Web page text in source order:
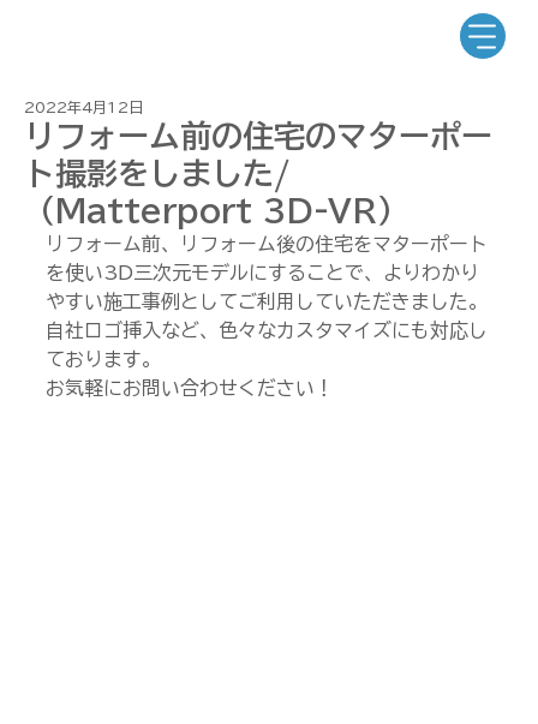
リフォーム前の住宅のマターポー
ト撮影をしました/
（Matterport 3D-VR）
2022年4月12日
リフォーム前、リフォーム後の住宅をマターポート
を使い3D三次元モデルにすることで、よりわかり
やすい施工事例としてご利用していただきました。
自社ロゴ挿入など、色々なカスタマイズにも対応し
ております。
お気軽にお問い合わせください！